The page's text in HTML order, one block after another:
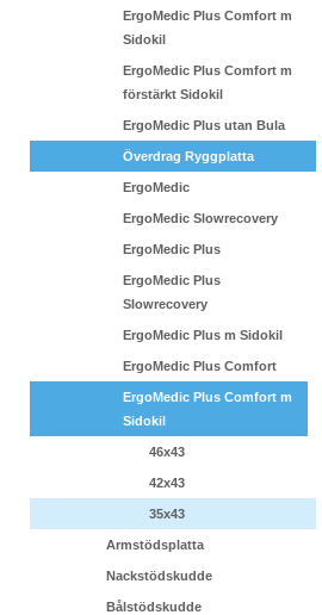
ErgoMedic Plus Comfort m
Sidokil
ErgoMedic Plus Comfort m
förstärkt Sidokil
ErgoMedic Plus utan Bula
Överdrag Ryggplatta
ErgoMedic
ErgoMedic Slowrecovery
ErgoMedic Plus
ErgoMedic Plus
Slowrecovery
ErgoMedic Plus m Sidokil
ErgoMedic Plus Comfort
ErgoMedic Plus Comfort m
Sidokil
46x43
42x43
35x43
Armstödsplatta
Nackstödskudde
Bålstödskudde